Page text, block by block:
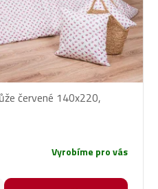
červené 140x220,
Vyrobíme pro vás